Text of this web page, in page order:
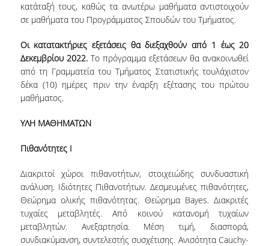
ΕΙΔΙΚΟ ΤΕΧΝΙΚΟ ΕΡΓΑΣΤΗΡΙΑΚΟ ΠΡΟΣΩΠΙΚΟ
(Ε.Τ.Ε.Π)
ΔΙΟΙΚΗΤΙΚΟ ΠΡΟΣΩΠΙΚΟ
ΜΕΤΑΔΙΔΑΚΤΟΡΕΣ
ΕΠΙΤΙΜΟΙ ΔΙΔΑΚΤΟΡΕΣ
ΜΗΤΡΩΑ ΤΜΗΜΑΤΟΣ
ΕΜΠΕΙΡΙΑΣ
ΩΡΕΣ ΓΡΑΦΕΙΟΥ
ΠΡΟΠΤΥΧΙΑΚΕΣ ΣΠΟΥΔΕΣ
κατάταξή τους, καθώς τα ανωτέρω μαθήματα αντιστοιχούν
σε μαθήματα του Προγράμματος Σπουδών του Τμήματος.
Οι κατατακτήριες εξετάσεις θα διεξαχθούν από 1 έως 20
Δεκεμβρίου 2022. Το πρόγραμμα εξετάσεων θα ανακοινωθεί
από τη Γραμματεία του Τμήματος Στατιστικής τουλάχιστον
δέκα (10) ημέρες πριν την έναρξη εξέτασης του πρώτου
μαθήματος.
ΥΛΗ ΜΑΘΗΜΑΤΩΝ
Πιθανότητες Ι
Διακριτοί χώροι πιθανοτήτων, στοιχειώδης συνδυαστική
ανάλυση. Ιδιότητες Πιθανοτήτων. Δεσμευμένες πιθανότητες,
Θεώρημα ολικής πιθανότητας. Θεώρημα Bayes. Διακριτές
τυχαίες μεταβλητές. Από κοινού κατανομή τυχαίων
μεταβλητών. Ανεξαρτησία. Μέση τιμή, διασπορά,
συνδιακύμανση, συντελεστής συσχέτισης. Ανισότητα Cauchy-